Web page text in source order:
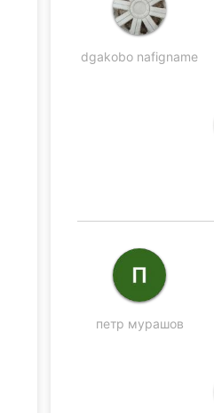
dgakobo nafigname
петр мурашов